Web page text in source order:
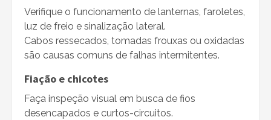
Verifique o funcionamento de lanternas, faroletes,
luz de freio e sinalização lateral.
Cabos ressecados, tomadas frouxas ou oxidadas
são causas comuns de falhas intermitentes.
Fiação e chicotes
Faça inspeção visual em busca de fios
desencapados e curtos-circuitos.